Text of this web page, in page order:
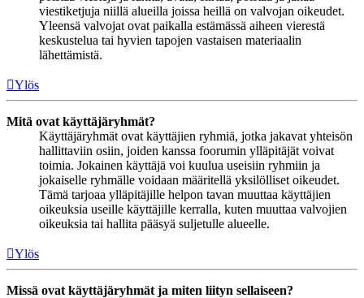
viestiketjuja niillä alueilla joissa heillä on valvojan oikeudet.
Yleensä valvojat ovat paikalla estämässä aiheen vierestä
keskustelua tai hyvien tapojen vastaisen materiaalin
lähettämistä.
Ylös
Mitä ovat käyttäjäryhmät?
Käyttäjäryhmät ovat käyttäjien ryhmiä, jotka jakavat yhteisön
hallittaviin osiin, joiden kanssa foorumin ylläpitäjät voivat
toimia. Jokainen käyttäjä voi kuulua useisiin ryhmiin ja
jokaiselle ryhmälle voidaan määritellä yksilölliset oikeudet.
Tämä tarjoaa ylläpitäjille helpon tavan muuttaa käyttäjien
oikeuksia useille käyttäjille kerralla, kuten muuttaa valvojien
oikeuksia tai hallita pääsyä suljetulle alueelle.
Ylös
Missä ovat käyttäjäryhmät ja miten liityn sellaiseen?